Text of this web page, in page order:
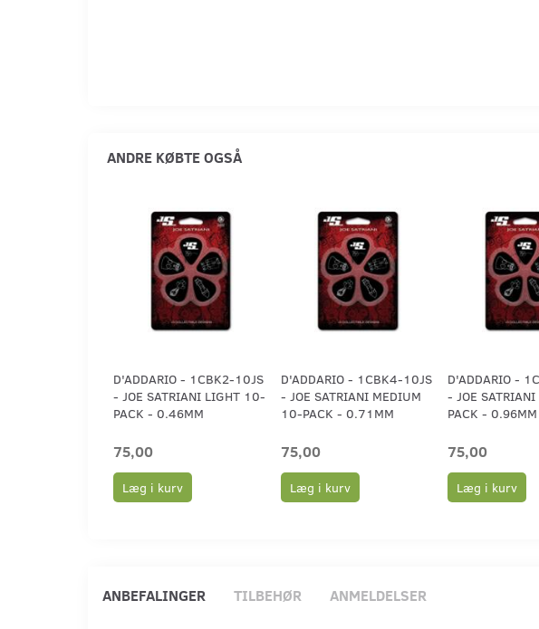
ANDRE KØBTE OGSÅ
D'ADDARIO - 1CBK2-10JS
- JOE SATRIANI LIGHT 10-
PACK - 0.46MM
75,00
Læg i kurv
D'ADDARIO - 1CBK4-10JS
- JOE SATRIANI MEDIUM
10-PACK - 0.71MM
75,00
Læg i kurv
D'ADDARIO -
- JOE
PACK - 0.96MM
75,00
Læg i kurv
ANBEFALINGER TILBEHØR ANMELDELSER